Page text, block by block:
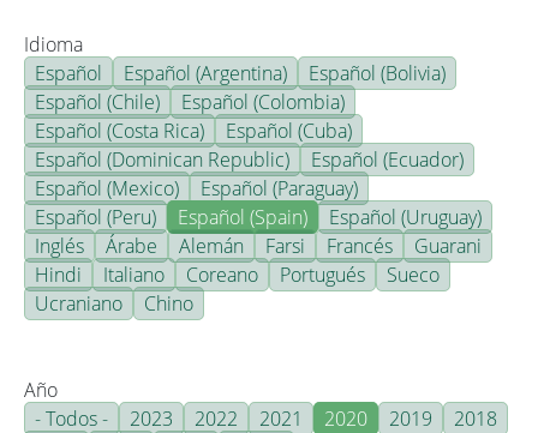
Idioma
Español
Español (Argentina)
Español (Bolivia)
Español (Chile)
Español (Colombia)
Español (Costa Rica)
Español (Cuba)
Español (Dominican Republic)
Español (Ecuador)
Español (Mexico)
Español (Paraguay)
Español (Peru)
Español (Spain)
Español (Uruguay)
Inglés
Árabe Alemán Farsi Francés
Guarani
Hindi
Italiano Coreano Portugués
Sueco
Ucraniano
Chino
Año
- Todos -
2023 2022 2021 2020 2019
2018